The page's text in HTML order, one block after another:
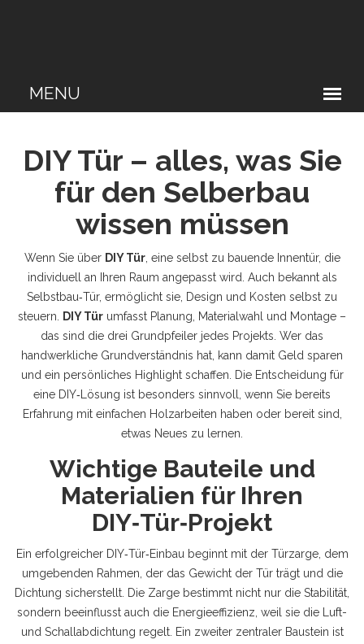
DIY Tür – alles, was Sie
für den Selberbau
wissen müssen
Wenn Sie über DIY Tür, eine selbst zu bauende Innentür, die
individuell an Ihren Raum angepasst wird . Auch bekannt als
Selbstbau‑Tür, ermöglicht sie, Design und Kosten selbst zu
steuern.
DIY Tür umfasst Planung, Materialwahl und Montage –
das sind die drei Grundpfeiler jedes Projekts. Wer das
handwerkliche Grundverständnis hat, kann damit Geld sparen
und ein persönliches Highlight schaffen. Die Entscheidung für
eine DIY‑Lösung ist besonders sinnvoll, wenn Sie bereits
Erfahrung mit einfachen Holzarbeiten haben oder bereit sind,
etwas Neues zu lernen.
Wichtige Bauteile und
Materialien für Ihren
DIY‑Tür‑Projekt
Ein erfolgreicher DIY‑Tür‑Einbau beginnt mit der Türzarge, dem
umgebenden Rahmen, der das Gewicht der Tür trägt und die
Dichtung sicherstellt . Die Zarge bestimmt nicht nur die Stabilität,
sondern beeinflusst auch die Energieeffizienz, weil sie die Luft-
und Schallabdichtung regelt. Ein zweiter zentraler Baustein ist